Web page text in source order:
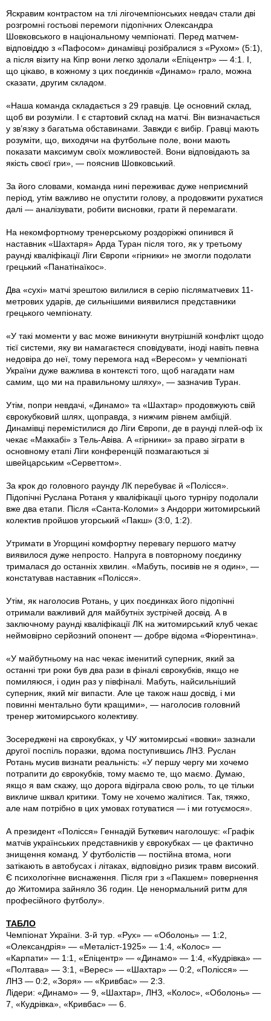
Яскравим контрастом на тлі лігочемпіонських невдач стали дві
розгромні гостьові перемоги підопічних Олександра
Шовковського в національному чемпіонаті. Перед матчем-
відповіддю з «Пафосом» динамівці розібралися з «Рухом» (5:1),
а після візиту на Кіпр вони легко здолали «Епіцентр» — 4:1. І,
що цікаво, в кожному з цих поєдинків «Динамо» грало, можна
сказати, другим складом.
«Наша команда складається з 29 гравців. Це основний склад,
щоб ви розуміли. І є стартовий склад на матчі. Він визначається
у зв’язку з багатьма обставинами. Завжди є вибір. Гравці мають
розуміти, що, виходячи на футбольне поле, вони мають
показати максимум своїх можливостей. Вони відповідають за
якість своєї гри», — пояснив Шовковський.
За його словами, команда нині переживає дуже неприємний
період, утім важливо не опустити голову, а продовжити рухатися
далі — аналізувати, робити висновки, грати й перемагати.
На некомфортному тренерському роздоріжжі опинився й
наставник «Шахтаря» Арда Туран після того, як у третьому
раунді кваліфікації Ліги Європи «гірники» не змогли подолати
грецький «Панатінаїкос».
Два «сухі» матчі зрештою вилилися в серію післяматчевих 11-
метрових ударів, де сильнішими виявилися представники
грецького чемпіонату.
«У такі моменти у вас може виникнути внутрішній конфлікт щодо
тієї системи, яку ви намагаєтеся сповідувати, іноді навіть певна
недовіра до неї, тому перемога над «Вересом» у чемпіонаті
України дуже важлива в контексті того, щоб нагадати нам
самим, що ми на правильному шляху», — зазначив Туран.
Утім, попри невдачі, «Динамо» та «Шахтар» продовжують свій
єврокубковий шлях, щоправда, з нижчим рівнем амбіцій.
Динамівці перемістилися до Ліги Європи, де в раунді плей-оф їх
чекає «Маккабі» з Тель-Авіва. А «гірники» за право зіграти в
основному етапі Ліги конференцій позмагаються зі
швейцарським «Серветтом».
За крок до головного раунду ЛК перебуває й «Полісся».
Підопічні Руслана Ротаня у кваліфікації цього турніру подолали
вже два етапи. Після «Санта-Коломи» з Андорри житомирський
колектив пройшов угорський «Пакш» (3:0, 1:2).
Утримати в Угорщині комфортну перевагу першого матчу
виявилося дуже непросто. Напруга в повторному поєдинку
трималася до останніх хвилин. «Мабуть, посивів не я один», —
констатував наставник «Полісся».
Утім, як наголосив Ротань, у цих поєдинках його підопічні
отримали важливий для майбутніх зустрічей досвід. А в
заключному раунді кваліфікації ЛК на житомирський клуб чекає
неймовірно серйозний опонент — добре відома «Фіорентина».
«У майбутньому на нас чекає іменитий суперник, який за
останні три роки був два рази в фіналі єврокубків, якщо не
помиляюся, і один раз у півфіналі. Мабуть, найсильніший
суперник, який міг випасти. Але це також наш досвід, і ми
повинні ментально бути кращими», — наголосив головний
тренер житомирського колективу.
Зосереджені на єврокубках, у ЧУ житомирські «вовки» зазнали
другої поспіль поразки, вдома поступившись ЛНЗ. Руслан
Ротань мусив визнати реальність: «У першу чергу ми хочемо
потрапити до єврокубків, тому маємо те, що маємо. Думаю,
якщо я вам скажу, що дорога відіграла свою роль, то це тільки
викличе шквал критики. Тому не хочемо жалітися. Так, тяжко,
але нам потрібно в цих умовах готуватися — і ми готуємося».
А президент «Полісся» Геннадій Буткевич наголошує: «Графік
матчів українських представників у єврокубках — це фактично
знищення команд. У футболістів — постійна втома, ноги
затікають в автобусах і літаках, відповідно ризик травм високий.
Є психологічне виснаження. Після гри з «Пакшем» повернення
до Житомира зайняло 36 годин. Це ненормальний ритм для
професійного футболу».
ТАБЛО
Чемпіонат України. 3-й тур. «Рух» — «Оболонь» — 1:2,
«Олександрія» — «Металіст-1925» — 1:4, «Колос» —
«Карпати» — 1:1, «Епіцентр» — «Динамо» — 1:4, «Кудрівка» —
«Полтава» — 3:1, «Верес» — «Шахтар» — 0:2, «Полісся» —
ЛНЗ — 0:2, «Зоря» — «Кривбас» — 2:3.
Лідери: «Динамо» — 9, «Шахтар», ЛНЗ, «Колос», «Оболонь» —
7, «Кудрівка», «Кривбас» — 6.